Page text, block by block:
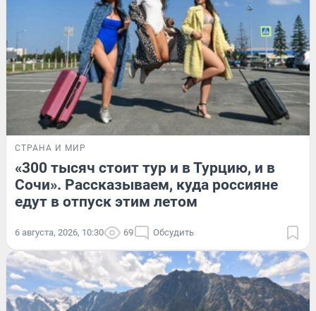
СТРАНА И МИР
«300 тысяч стоит тур и в Турцию, и в
Сочи». Рассказываем, куда россияне
едут в отпуск этим летом
6 августа, 2026, 10:30 69 Обсудить